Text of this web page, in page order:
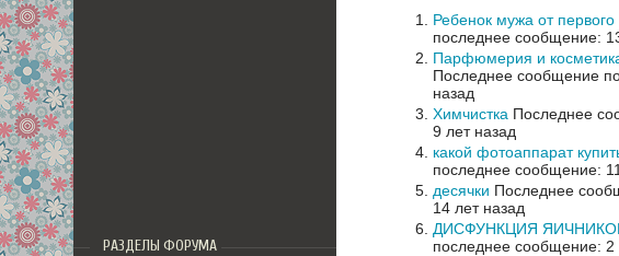
РАЗДЕЛЫ ФОРУМА
Ребенок мужа от первого
последнее сообщение:
Парфюмерия и
Последнее сообщение
назад
Химчистка Последнее
9 лет назад
какой фотоаппарат
последнее сообщение:
десячки Последнее
14 лет назад
ДИСФУНКЦИЯ
последнее сообщение: 2